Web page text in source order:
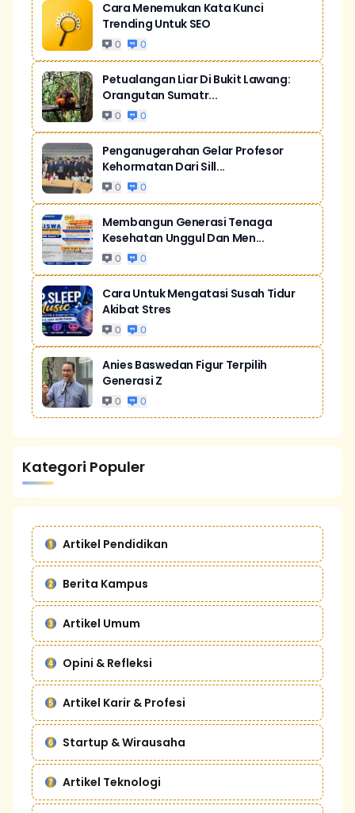
Cara Menemukan Kata Kunci
Trending Untuk SEO
0 0
Petualangan Liar Di Bukit Lawang:
Orangutan Sumatr...
0 0
Penganugerahan Gelar Profesor
Kehormatan Dari Sill...
0 0
Membangun Generasi Tenaga
Kesehatan Unggul Dan Men...
0 0
Cara Untuk Mengatasi Susah Tidur
Akibat Stres
0 0
Anies Baswedan Figur Terpilih
Generasi Z
0 0
Kategori Populer
Artikel Pendidikan
Berita Kampus
Artikel Umum
Opini & Refleksi
Artikel Karir & Profesi
Startup & Wirausaha
Artikel Teknologi